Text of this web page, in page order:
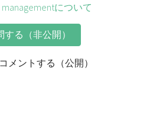
managementについて
る（非公開）
メントする（公開）